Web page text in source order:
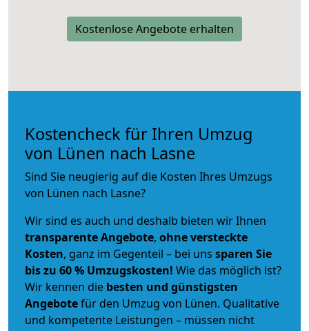
Kostenlose Angebote erhalten
Kostencheck für Ihren Umzug
von Lünen nach Lasne
Sind Sie neugierig auf die Kosten Ihres Umzugs
von Lünen nach Lasne?
Wir sind es auch und deshalb bieten wir Ihnen
transparente Angebote, ohne versteckte
Kosten, ganz im Gegenteil – bei uns sparen Sie
bis zu 60 % Umzugskosten! Wie das möglich ist?
Wir kennen die besten und günstigsten
Angebotefür den Umzug von Lünen. Qualitative
und kompetente Leistungen – müssen nicht